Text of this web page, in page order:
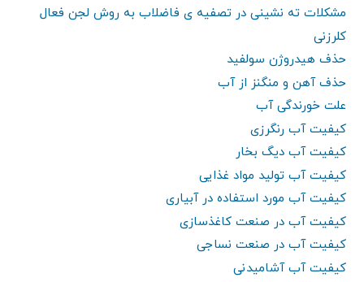
مشکلات ته نشینی در تصفیه ی فاضلاب به روش لجن فعال
کلرزنی
حذف هیدروژن سولفید
حذف آهن و منگنز از آب
علت خورندگی آب
کیفیت آب رنگرزی
کیفیت آب دیگ بخار
کیفیت آب تولید مواد غذایی
کیفیت آب مورد استفاده در آبیاری
کیفیت آب در صنعت کاغذسازی
کیفیت آب در صنعت نساجی
کیفیت آب آشامیدنی